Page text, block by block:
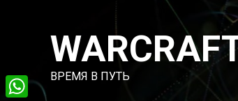
содержимому
ВРЕМЯ В ПУТЬ